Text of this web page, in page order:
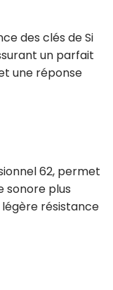
des clés de Si
un parfait
une réponse
62, permet
sonore plus
résistance